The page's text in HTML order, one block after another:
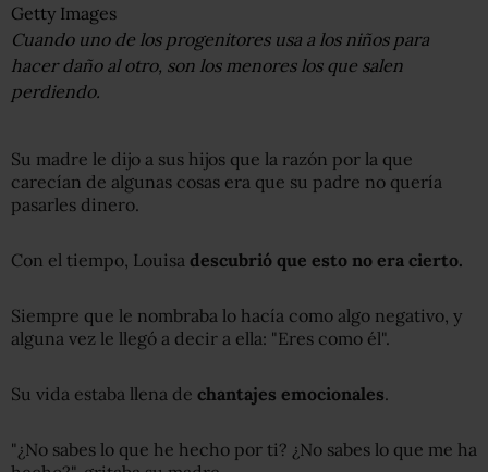
Getty Images
Cuando uno de los progenitores usa a los niños para
hacer daño al otro, son los menores los que salen
perdiendo.
Su madre le dijo a sus hijos que la razón por la que
carecían de algunas cosas era que su padre no quería
pasarles dinero.
Con el tiempo, Louisa descubrió que esto no era cierto.
Siempre que le nombraba lo hacía como algo negativo, y
alguna vez le llegó a decir a ella: "Eres como él".
Su vida estaba llena de chantajes emocionales.
"¿No sabes lo que he hecho por ti? ¿No sabes lo que me ha